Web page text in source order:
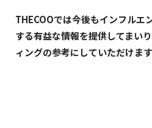
THECOOでは今後もインフルエ
する有益な情報を提供してまい
ィングの参考にしていただけま